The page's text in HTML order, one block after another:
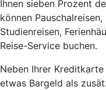
Ihnen sieben Prozent
können
Studienreisen,
Reise-Service buchen.
Neben Ihrer
etwas Bargeld als